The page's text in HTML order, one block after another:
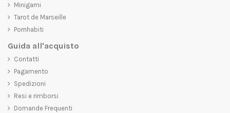
Minigami
Tarot de Marseille
Pornhabiti
Guida all'acquisto
Contatti
Pagamento
Spedizioni
Resi e rimborsi
Domande Frequenti